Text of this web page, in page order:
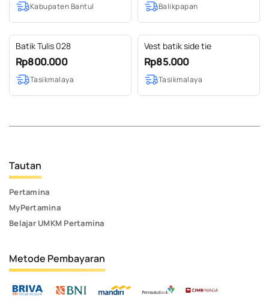
Kabupaten Bantul Balikpapan
Batik Tulis 028
Rp800.000
Tasikmalaya
Vest batik side tie
Rp85.000
Tasikmalaya
Tautan
Pertamina
MyPertamina
Belajar UMKM Pertamina
Metode Pembayaran